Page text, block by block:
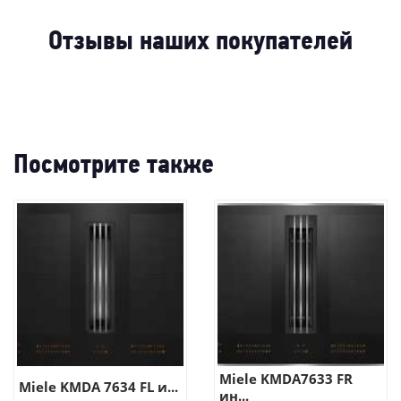
-70% -
-
-
Отзывы наших покупателей
Посмотрите также
Miele KMDA 7634 FL и...
Miele KMDA7633 FR
ин...